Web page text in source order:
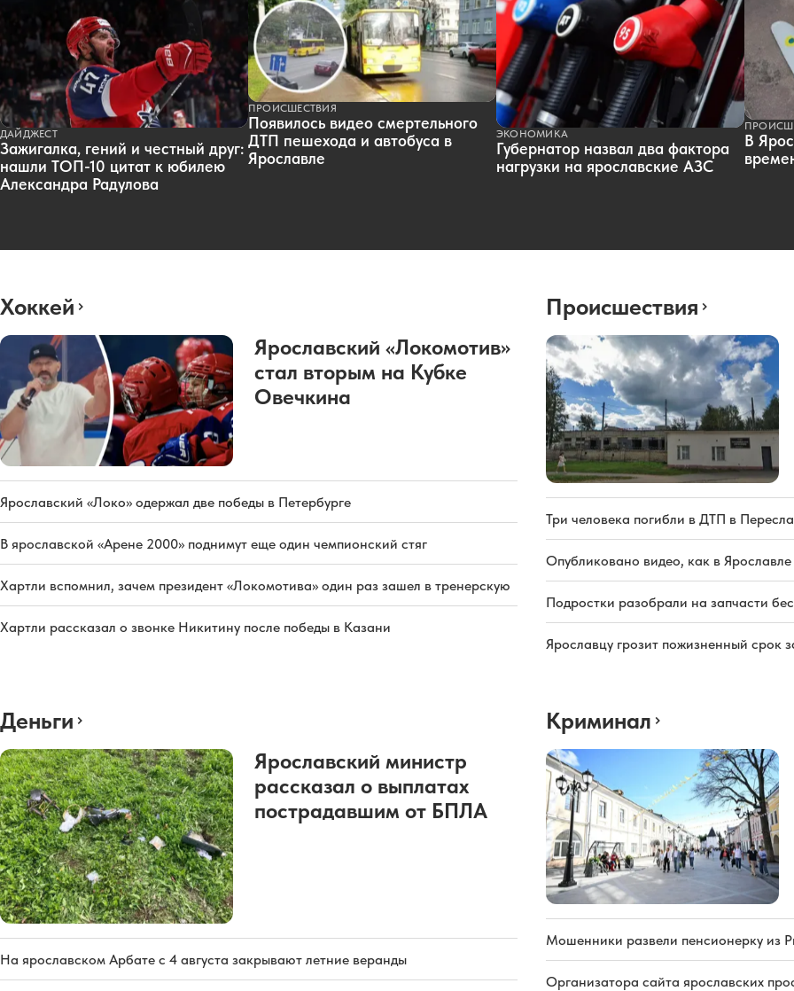
ДАЙДЖЕСТ
Зажигалка, гений и честный друг:
нашли ТОП-10 цитат к юбилею
Александра Радулова
ПРОИСШЕСТВИЯ
Появилось видео смертельного
ДТП пешехода и автобуса в
Ярославле
ЭКОНОМИКА
Губернатор назвал два фактора
нагрузки на ярославские АЗС
В
Хоккей
Ярославский «Локомотив»
стал вторым на Кубке
Овечкина
Ярославский «Локо» одержал две победы в Петербурге
В ярославской «Арене 2000» поднимут еще один чемпионский стяг
Хартли вспомнил, зачем президент «Локомотива» один раз зашел в тренерскую
Хартли рассказал о звонке Никитину после победы в Казани
Происшествия
Три человека погибли в ДТП в
Опубликовано видео, как в
Подростки разобрали на запчасти
Ярославцу грозит пожизненный срок
Деньги
Ярославский министр
рассказал о выплатах
пострадавшим от БПЛА
На ярославском Арбате с 4 августа закрывают летние веранды
Криминал
Мошенники развели пенсионерку из
Организатора сайта ярославских